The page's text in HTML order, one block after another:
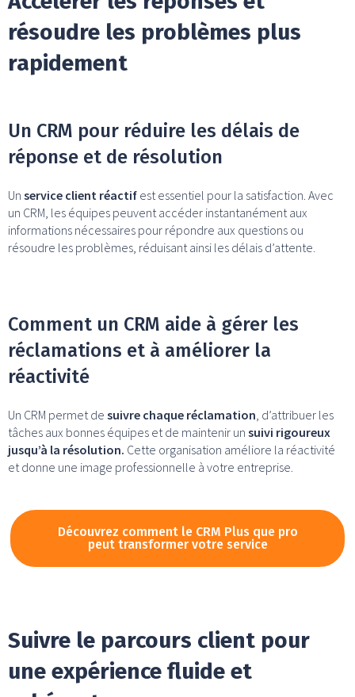
résoudre les problèmes plus
rapidement
Un CRM pour réduire les délais de
réponse et de résolution
Un service client réactif est essentiel pour la satisfaction. Avec
un CRM, les équipes peuvent accéder instantanément aux
informations nécessaires pour répondre aux questions ou
résoudre les problèmes, réduisant ainsi les délais d’attente.
Comment un CRM aide à gérer les
réclamations et à améliorer la
réactivité
Un CRM permet de suivre chaque réclamation, d’attribuer les
tâches aux bonnes équipes et de maintenir un suivi rigoureux
jusqu’à la résolution. Cette organisation améliore la réactivité
et donne une image professionnelle à votre entreprise.
Découvrez comment le CRM Plus que pro
peut transformer votre service
Suivre le parcours client pour
une expérience fluide et